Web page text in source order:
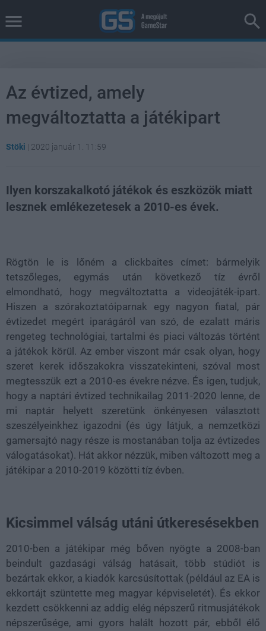
Az évtized, amely
megváltoztatta a játékipart
Stöki | 2020 január 1. 11:59
Ilyen korszakalkotó játékok és eszközök miatt
lesznek emlékezetesek a 2010-es évek.
Rögtön le is lőném a clickbaites címet: bármelyik
tetszőleges, egymás után következő tíz évről
elmondható, hogy megváltoztatta a videojáték-ipart.
Hiszen a szórakoztatóiparnak egy nagyon fiatal, pár
évtizedet megért iparágáról van szó, de ezalatt máris
rengeteg technológiai, tartalmi és piaci változás történt
a játékok körül. Az ember viszont már csak olyan, hogy
szeret kerek időszakokra visszatekinteni, szóval most
megtesszük ezt a 2010-es évekre nézve. És igen, tudjuk,
hogy a naptári évtized technikailag 2011-2020 lenne, de
mi naptár helyett szeretünk önkényesen választott
szeszélyeinkhez igazodni (és úgy látjuk, a nemzetközi
gamersajtó nagy része is mostanában tolja az évtizedes
válogatásokat). Hát akkor nézzük, miben változott meg a
játékipar a 2010-2019 közötti tíz évben.
Kicsimmel válság utáni útkeresésekben
2010-ben a játékipar még bőven nyögte a 2008-ban
beindult gazdasági válság hatásait, több stúdiót is
bezártak ekkor, a kiadók karcsúsítottak (például az EA is
ekkortájt szüntette meg magyar képviseletét). És ekkor
kezdett csökkenni az addig elég népszerű ritmusjátékok
népszerűsége, ami gyors halált hozott pár, ebből élő